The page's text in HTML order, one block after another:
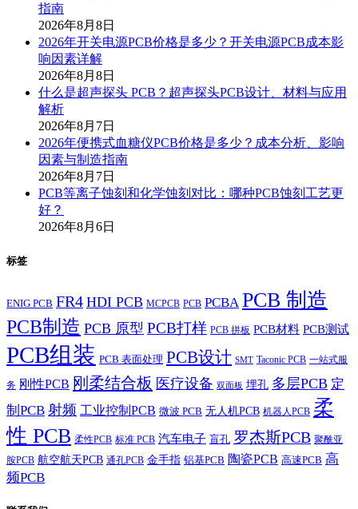
指南
2026年8月8日
2026年开关电源PCB价格是多少？开关电源PCB成本影
响因素详解
2026年8月8日
什么是超声探头 PCB？超声探头PCB设计、材料与应用
解析
2026年8月7日
2026年便携式血糖仪PCB价格是多少？成本分析、影响
因素与制造指南
2026年8月7日
PCB等离子蚀刻和化学蚀刻对比：哪种PCB蚀刻工艺更
好？
2026年8月6日
标签
ENIG PCB FR4 HDI PCB MCPCB PCB PCBA PCB 制造
PCB制造 PCB 原型 PCB打样 PCB 拼板 PCB材料 PCB测试
PCB组装 PCB 表面处理 PCB设计 SMT Taconic PCB 一站式服
务 刚性PCB 刚柔结合板 医疗设备 双面板 埋孔 多层PCB 定
制PCB 射频 工业控制PCB 微波 PCB 无人机PCB 机器人PCB 柔
性 PCB 柔性PCB 标准 PCB 汽车电子 盲孔 罗杰斯PCB 聚酰亚
胺PCB 航空航天PCB 通孔PCB 金手指 铝基PCB 陶瓷PCB 高速PCB 高
频PCB